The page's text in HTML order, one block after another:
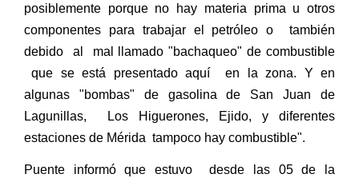
posiblemente porque no hay materia prima u otros
componentes para trabajar el petróleo o también
debido al mal llamado "bachaqueo" de combustible
que se está presentado aquí en la zona. Y en
algunas "bombas" de gasolina de San Juan de
Lagunillas, Los Higuerones, Ejido, y diferentes
estaciones de Mérida tampoco hay combustible".
Puente informó que estuvo desde las 05 de la